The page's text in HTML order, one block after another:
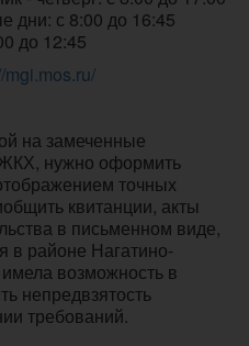
дни: с 8:00 до 16:45
до 12:45
mgi.mos.ru/
на замеченные
нужно оформить
точных
квитанции, акты
в письменном виде,
в районе Нагатино-
возможность в
непредвзятость
требований.